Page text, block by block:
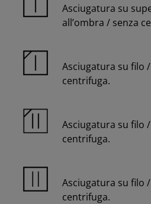
Asciugatura su
all’ombra / senza
Asciugatura su filo
centrifuga.
Asciugatura su filo
centrifuga.
Asciugatura su filo
centrifuga.